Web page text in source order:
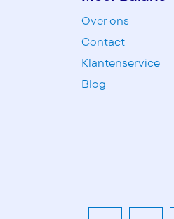
Over ons
Contact
Klantenservice
Blog